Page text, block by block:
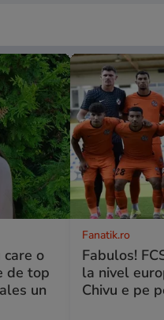
o
de top
un
Fanatik.ro
Fabulos!
la nivel
Chivu e pe